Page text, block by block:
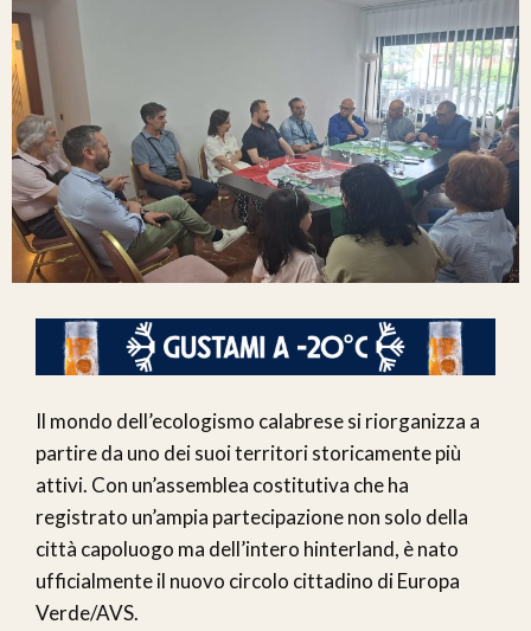
Il mondo dell’ecologismo calabrese si riorganizza a
partire da uno dei suoi territori storicamente più
attivi. Con un’assemblea costitutiva che ha
registrato un’ampia partecipazione non solo della
città capoluogo ma dell’intero hinterland, è nato
ufficialmente il nuovo circolo cittadino di Europa
Verde/AVS.